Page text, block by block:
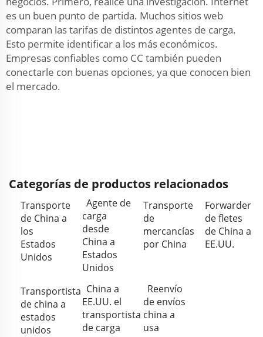
es un buen punto de partida. Muchos sitios web
comparan las tarifas de distintos agentes de carga.
Esto permite identificar a los más económicos.
Empresas confiables como CC también pueden
conectarle con buenas opciones, ya que conocen bien
el mercado.
Categorías de productos relacionados
Transporte
de China a
los
Estados
Unidos
Agente de
carga
desde
China a
Estados
Unidos
Transporte
de
mercancías
por China
Forwarder
de fletes
de China a
EE.UU.
Transportista
de china a
estados
unidos
China a
EE.UU. el
transportista
de carga
Reenvío
de envíos
china a
usa